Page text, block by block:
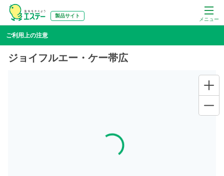
メニュー
製品サイト
ご利用上の注意
ジョイフルエー・ケー帯広
Loading...